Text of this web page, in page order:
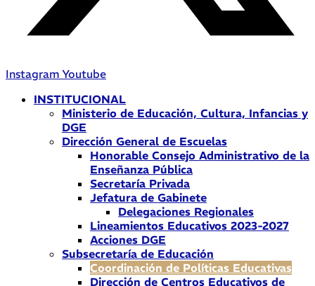
Instagram Youtube
INSTITUCIONAL
Ministerio de Educación, Cultura, Infancias y
DGE
Dirección General de Escuelas
Honorable Consejo Administrativo de la
Enseñanza Pública
Secretaría Privada
Jefatura de Gabinete
Delegaciones Regionales
Lineamientos Educativos 2023-2027
Acciones DGE
Subsecretaría de Educación
Coordinación de Políticas Educativas
Dirección de Centros Educativos de